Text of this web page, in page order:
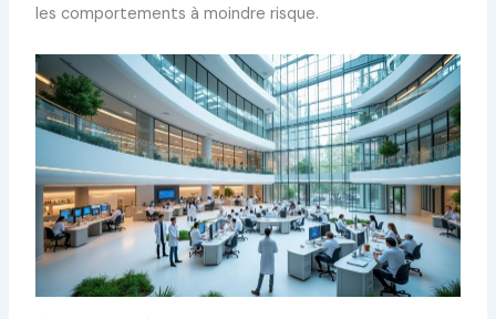
les comportements à moindre risque.